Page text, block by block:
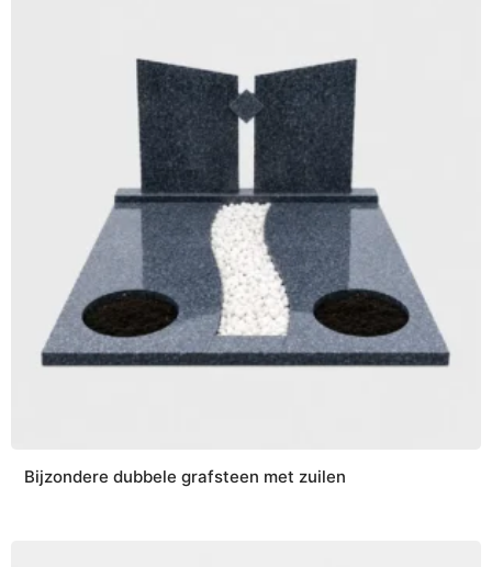
Bijzondere dubbele grafsteen met zuilen